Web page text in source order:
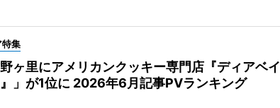
特集
野ヶ里にアメリカンクッキー専門店『ディアベイ
」が1位に 2026年6月記事PVランキング